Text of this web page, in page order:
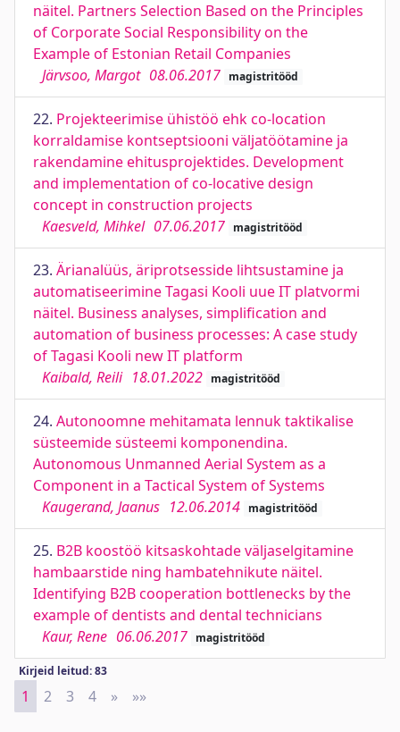
näitel. Partners Selection Based on the Principles
of Corporate Social Responsibility on the
Example of Estonian Retail Companies
Järvsoo, Margot 08.06.2017 magistritööd
22. Projekteerimise ühistöö ehk co-location
korraldamise kontseptsiooni väljatöötamine ja
rakendamine ehitusprojektides. Development
and implementation of co-locative design
concept in construction projects
Kaesveld, Mihkel 07.06.2017 magistritööd
23. Ärianalüüs, äriprotsesside lihtsustamine ja
automatiseerimine Tagasi Kooli uue IT platvormi
näitel. Business analyses, simplification and
automation of business processes: A case study
of Tagasi Kooli new IT platform
Kaibald, Reili 18.01.2022 magistritööd
24. Autonoomne mehitamata lennuk taktikalise
süsteemide süsteemi komponendina.
Autonomous Unmanned Aerial System as a
Component in a Tactical System of Systems
Kaugerand, Jaanus 12.06.2014 magistritööd
25. B2B koostöö kitsaskohtade väljaselgitamine
hambaarstide ning hambatehnikute näitel.
Identifying B2B cooperation bottlenecks by the
example of dentists and dental technicians
Kaur, Rene 06.06.2017 magistritööd
Kirjeid leitud: 83
1 2 3 4 » Next
»»